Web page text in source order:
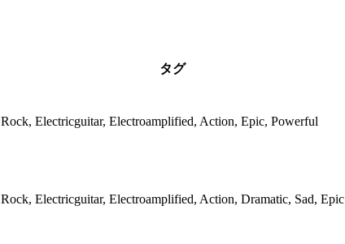
タグ
Rock, Electricguitar, Electroamplified, Action, Epic, Powerful
Rock, Electricguitar, Electroamplified, Action, Dramatic, Sad, Epic